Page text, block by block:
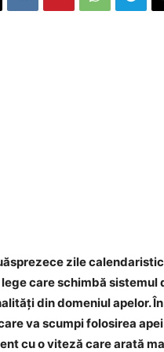
zile
care schimbă sistemul
din domeniul apelor.
va scumpi folosirea
cu o viteză care arată